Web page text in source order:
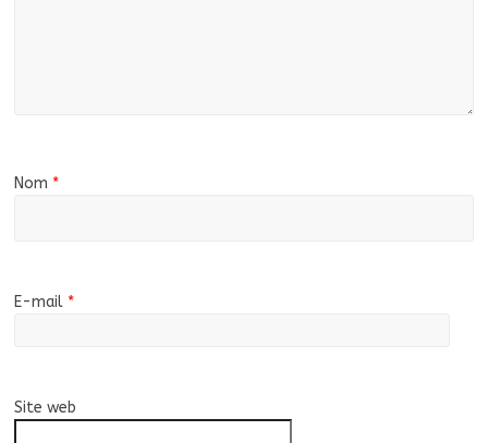
Nom *
E-mail *
Site web